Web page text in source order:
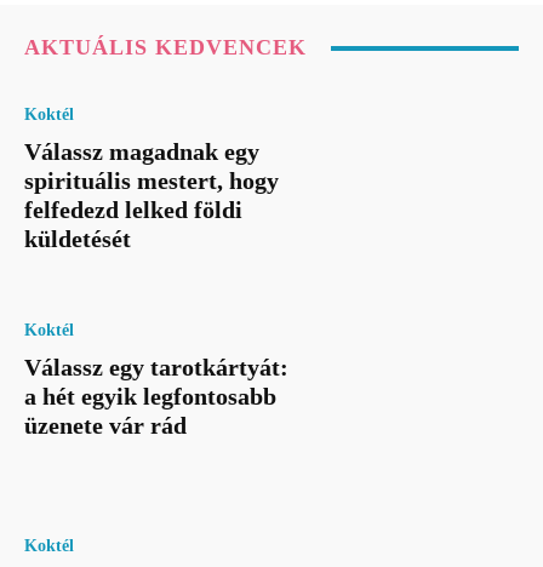
AKTUÁLIS KEDVENCEK
Koktél
Válassz magadnak egy
spirituális mestert, hogy
felfedezd lelked földi
küldetését
Koktél
Válassz egy tarotkártyát:
a hét egyik legfontosabb
üzenete vár rád
Koktél